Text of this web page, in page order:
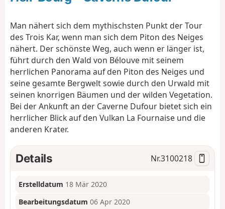
n
Man nähert sich dem mythischsten Punkt der Tour
des Trois Kar, wenn man sich dem Piton des Neiges
nähert. Der schönste Weg, auch wenn er länger ist,
führt durch den Wald von Bélouve mit seinem
herrlichen Panorama auf den Piton des Neiges und
seine gesamte Bergwelt sowie durch den Urwald mit
seinen knorrigen Bäumen und der wilden Vegetation.
Bei der Ankunft an der Caverne Dufour bietet sich ein
herrlicher Blick auf den Vulkan La Fournaise und die
anderen Krater.
Details Nr.3100218
Erstelldatum 18 Mär 2020
Bearbeitungsdatum 06 Apr 2020